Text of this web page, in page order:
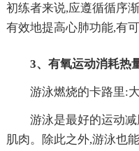
初练者来说,应遵循循序
有效地提高心肺功能,有
3、有氧运动消耗热
游泳燃烧的卡路里:
游泳是最好的运动
肌肉。除此之外,游泳也